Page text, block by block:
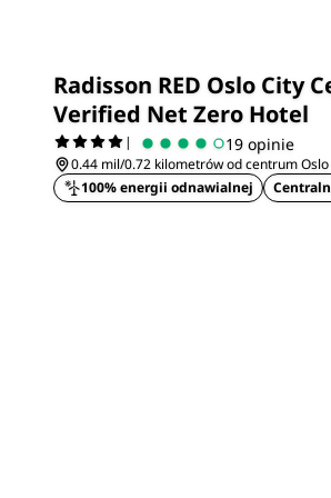
Radisson RED Oslo City
Verified Net Zero Hotel
| 19 opinie
0.44 mil/0.72 kilometrów od centrum Oslo
100% energii odnawialnej